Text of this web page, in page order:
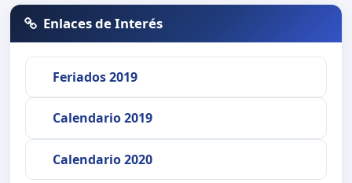
Enlaces de Interés
Feriados 2019
Calendario 2019
Calendario 2020